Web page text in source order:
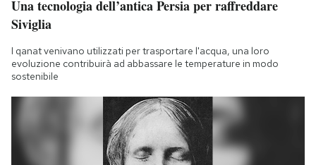
Una tecnologia dell’antica Persia per raffreddare
Siviglia
I qanat venivano utilizzati per trasportare l'acqua, una loro
evoluzione contribuirà ad abbassare le temperature in modo
sostenibile